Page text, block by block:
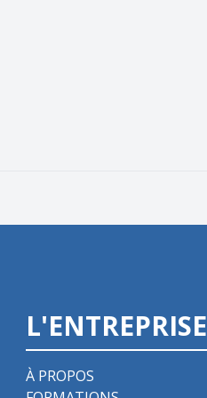
L'ENTREPRISE
À PROPOS